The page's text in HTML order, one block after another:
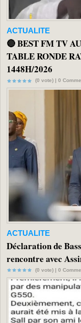
ACTUALITE
🔴 BEST FM TV
TABLE RONDE
1448H/2026
(0 vote) | 0
ACTUALITE
Déclaration de
rencontre avec
(0 vote) | 0